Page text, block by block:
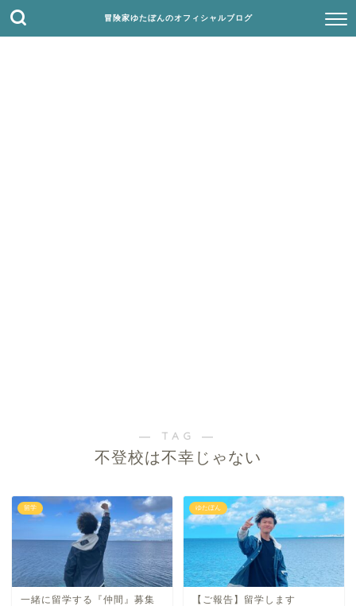
冒険家ゆたぼんのオフィシャルブログ
― TAG ―
不登校は不幸じゃない
留学
一緒に留学する『仲間』募集
ゆたぼん
【ご報告】留学します